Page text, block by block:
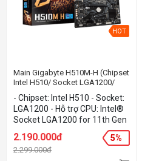
HOT
Main Gigabyte H510M-H (Chipset
Intel H510/ Socket LGA1200/
- Chipset: Intel H510 - Socket:
LGA1200 - Hỗ trợ CPU: Intel®
Socket LGA1200 for 11th Gen
Intel® Core™ Processors &
10th Gen Intel® Core™,
Pentium® Gold and Celeron®
2.190.000đ
2.299.000đ
5%